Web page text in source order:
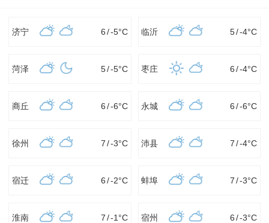
济宁 6/-5°C 临沂 5/-4°C
菏泽 5/-5°C 枣庄 6 /-4°C
商丘 6/-6°C 永城 6 /-6°C
徐州 7/-3°C 沛县 7 /-4°C
宿迁 6/-2°C 蚌埠 7 /-3°C
淮南 7/-1 °C 宿州 6 /-3°C